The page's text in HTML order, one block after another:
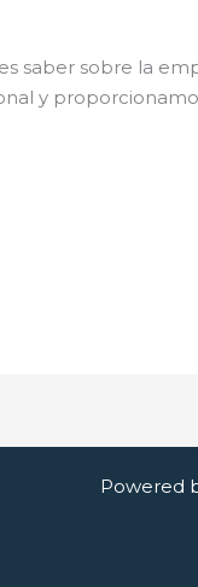
saber sobre la
y
Powered